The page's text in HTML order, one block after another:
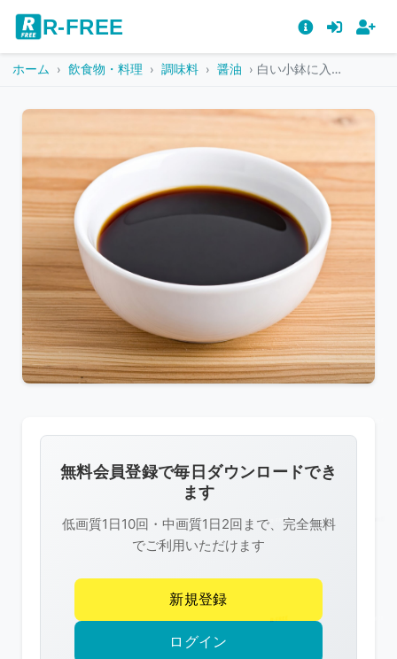
R-FREE
ホーム 飲食物・料理 調味料 醤油 白い小鉢に入った醤油
像
は
R-
FREE
作
権
無料会員登録で毎日ダウンロードでき
ます
低画質1日10回・中画質1日2回まで、完全無料
でご利用いただけます
新規登録
ログイン